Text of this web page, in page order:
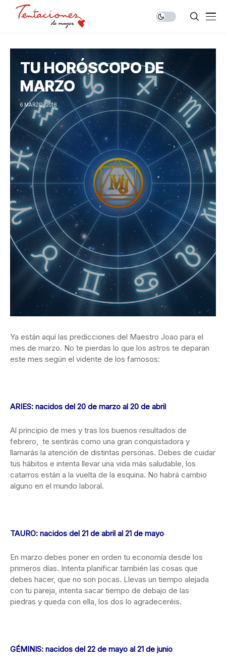
TU HORÓSCOPO DE
MARZO
6 MARZO, 2018
Ya están aquí las predicciones del Maestro Joao para el
mes de marzo. No te pierdas lo que los astros te deparan
este mes según el vidente de los famosos:
ARIES: nacidos del 20 de marzo al 20 de abril
Al principio de mes y tras los buenos resultados de
febrero, te sentirás como una gran conquistadora y
llamarás la atención de distintas personas. Debes de cuidar
tus hábitos e intenta llevar una vida más saludable, los
catarros están a la vuelta de la esquina. No habrá cambio
alguno en el mundo laboral.
TAURO: nacidos del 21 de abril al 21 de mayo
En marzo debes poner en orden tu economía desde los
primeros días. Intenta planificar también las cosas que
debes hacer, que no son pocas. Llevas un tiempo alejada
con tu pareja, intenta sacar tiempo de debajo de las
piedras y queda con ella, los dos lo agradeceréis.
GÉMINIS: nacidos del 22 de mayo al 21 de junio